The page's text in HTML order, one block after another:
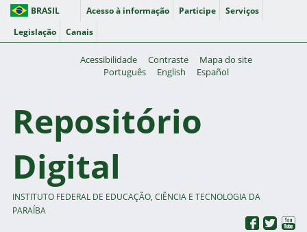
BRASIL Acesso à informação Participe
Serviços
Legislação
Canais
Acessibilidade Contraste
Mapa do site
Português
English Español
Repositório
Digital
INSTITUTO FEDERAL DE EDUCAÇÃO, CIÊNCIA E TECNOLOGIA DA
PARAÍBA